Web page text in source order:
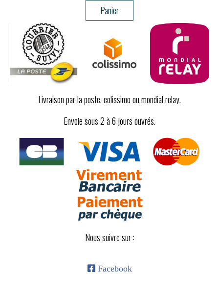
Panier
Livraison par la poste, colissimo ou mondial relay.
Envoie sous 2 à 6 jours ouvrés.
Nous suivre sur :
 Facebook